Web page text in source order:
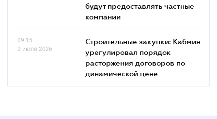
будут предоставлять частные
компании
09.15
2 июля 2026
Строительные закупки: Кабмин
урегулировал порядок
расторжения договоров по
динамической цене